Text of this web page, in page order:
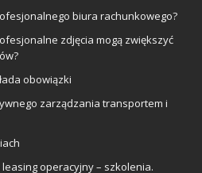
biura rachunkowego?
zdjęcia mogą zwiększyć
obowiązki
zarządzania transportem i
operacyjny – szkolenia.